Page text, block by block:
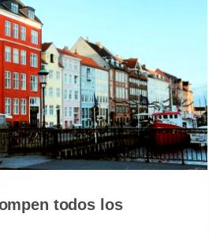
todos los